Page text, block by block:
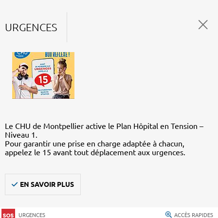
URGENCES
Le CHU de Montpellier active le Plan Hôpital en Tension –
Niveau 1.
Pour garantir une prise en charge adaptée à chacun,
appelez le 15 avant tout déplacement aux urgences.
EN SAVOIR PLUS
URGENCES ACCÈS RAPIDES